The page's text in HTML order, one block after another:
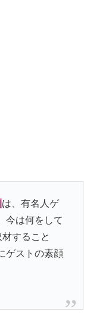
は、有名人ゲ
今は何をして
すること
ゲストの素顔